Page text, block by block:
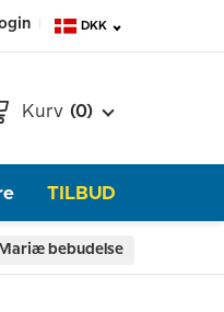
DKK
Kurv (0)
TILBUD
bebudelse